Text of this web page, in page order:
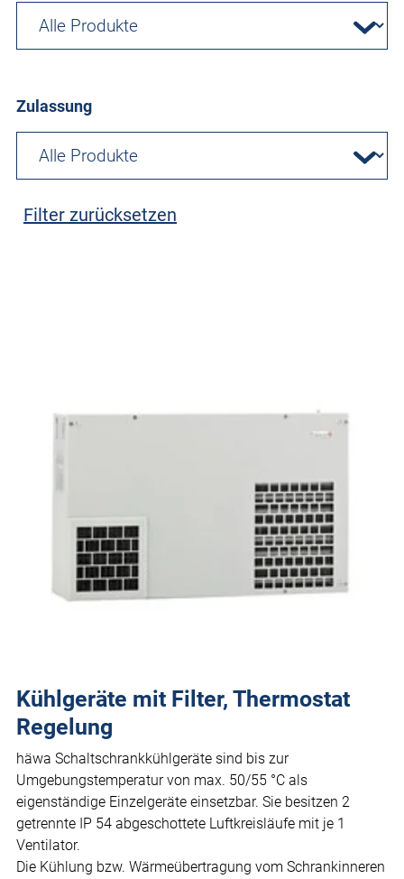
Zulassung
Filter zurücksetzen
Kühlgeräte mit Filter, Thermostat
Regelung
häwa Schaltschrankkühlgeräte sind bis zur
Umgebungstemperatur von max. 50/55 °C als
eigenständige Einzelgeräte einsetzbar. Sie besitzen 2
getrennte IP 54 abgeschottete Luftkreisläufe mit je 1
Ventilator.
Die Kühlung bzw. Wärmeübertragung vom Schrankinneren